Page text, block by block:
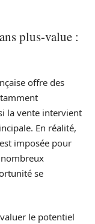
plus-value :
offre des
la vente intervient
En réalité,
imposée pour
se
le potentiel